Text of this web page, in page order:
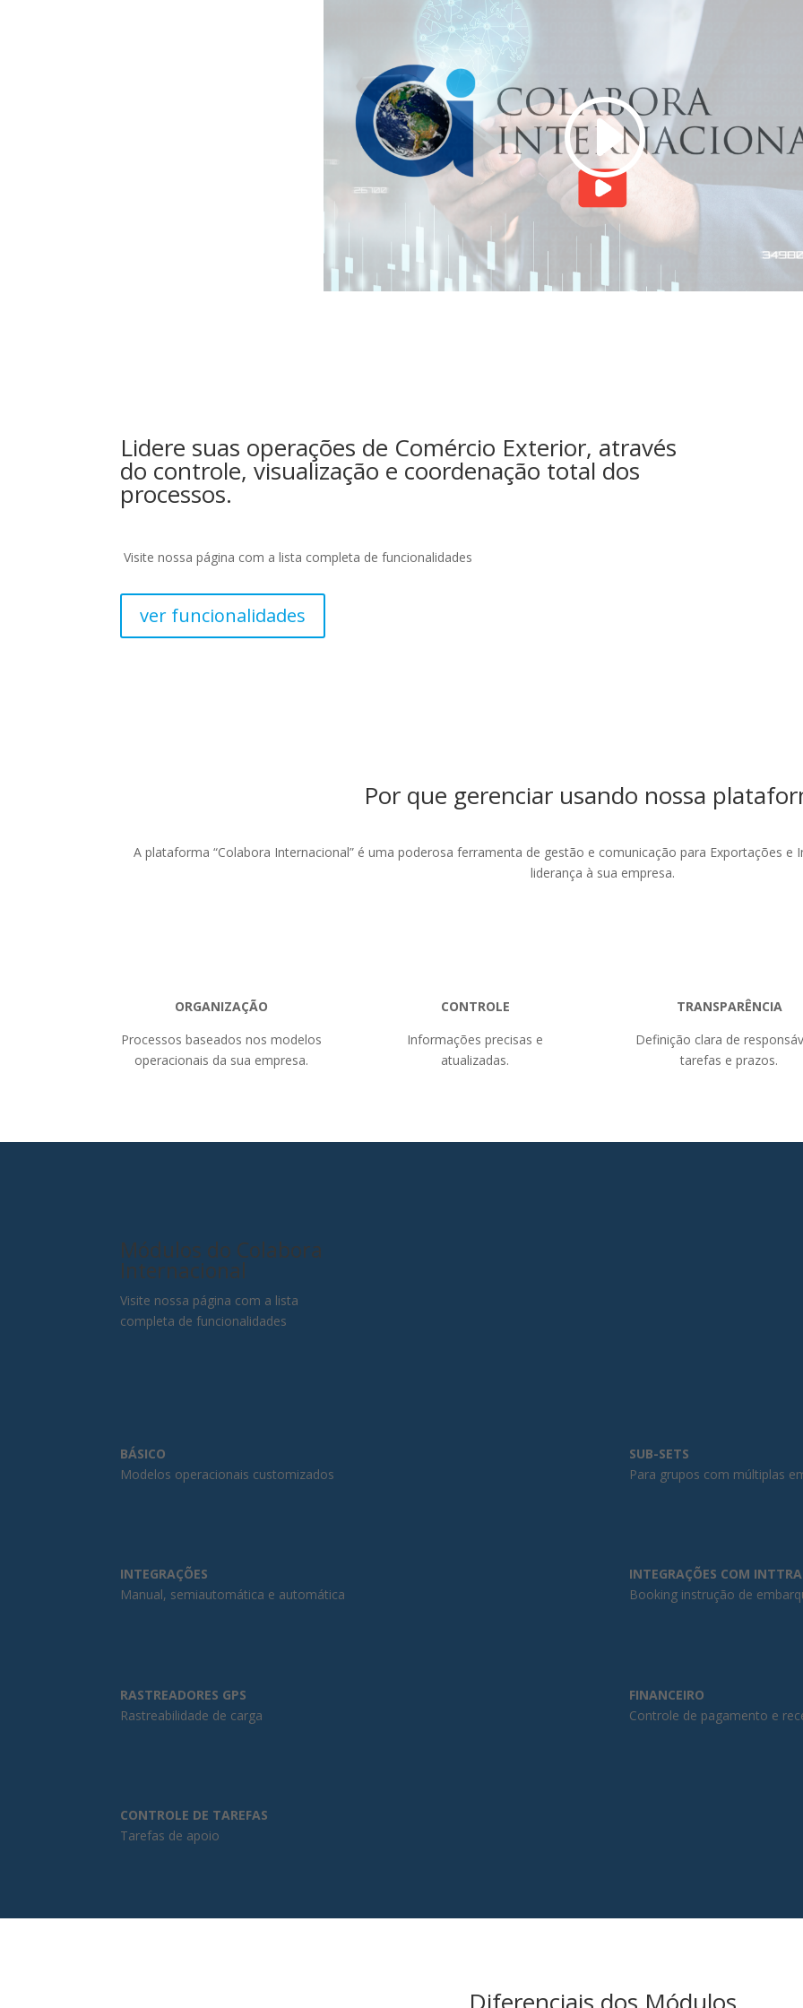
Lidere suas operações de Comércio Exterior, através
do controle, visualização e coordenação total dos
processos.
Visite nossa página com a lista completa de funcionalidades
ver funcionalidades
Por que gerenciar usando nossa
A plataforma “Colabora Internacional” é uma poderosa ferramenta de gestão e comunicação para Exportações
liderança à sua empresa.
ORGANIZAÇÃO
Processos baseados nos modelos
operacionais da sua empresa.
CONTROLE
Informações precisas e
atualizadas.
TRANSPARÊNCIA
Definição clara de
tarefas e prazos.
Módulos do Colabora
Internacional
Visite nossa página com a lista
completa de funcionalidades
BÁSICO
Modelos operacionais customizados
SUB-SETS
Para grupos com múltiplas
INTEGRAÇÕES
Manual, semiautomática e automática
INTEGRAÇÕES COM INTTRA
Booking instrução de
RASTREADORES GPS
Rastreabilidade de carga
FINANCEIRO
Controle de pagamento e
CONTROLE DE TAREFAS
Tarefas de apoio